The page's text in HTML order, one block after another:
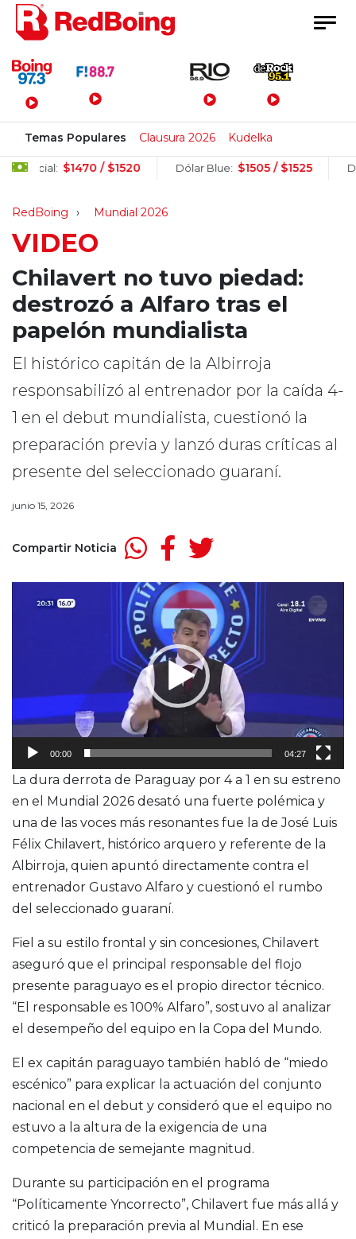
Menú Principal
Temas Populares Clausura 2026 Kudelka
$1470 / $1520 Dólar Blue: $1505 / $1525
RedBoing Mundial 2026
VIDEO
Chilavert no tuvo piedad:
destrozó a Alfaro tras el
papelón mundialista
El histórico capitán de la Albirroja
responsabilizó al entrenador por la caída 4-
1 en el debut mundialista, cuestionó la
preparación previa y lanzó duras críticas al
presente del seleccionado guaraní.
junio 15, 2026
Compartir Noticia
00:00 04:27
La dura derrota de Paraguay por 4 a 1 en su estreno
en el Mundial 2026 desató una fuerte polémica y
una de las voces más resonantes fue la de José Luis
Félix Chilavert, histórico arquero y referente de la
Albirroja, quien apuntó directamente contra el
entrenador Gustavo Alfaro y cuestionó el rumbo
del seleccionado guaraní.
Fiel a su estilo frontal y sin concesiones, Chilavert
aseguró que el principal responsable del flojo
presente paraguayo es el propio director técnico.
“El responsable es 100% Alfaro”, sostuvo al analizar
el desempeño del equipo en la Copa del Mundo.
El ex capitán paraguayo también habló de “miedo
escénico” para explicar la actuación del conjunto
nacional en el debut y consideró que el equipo no
estuvo a la altura de la exigencia de una
competencia de semejante magnitud.
Durante su participación en el programa
“Políticamente Yncorrecto”, Chilavert fue más allá y
criticó la preparación previa al Mundial. En ese